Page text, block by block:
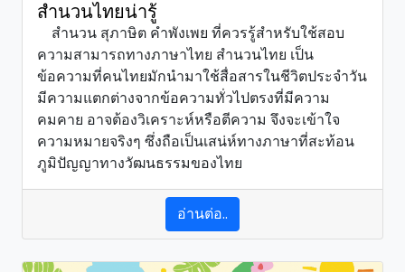
สำนวนไทยน่ารู้
สำนวน สุภาษิต คำพังเพย ที่ควรรู้สำหรับใช้สอบ
ความสามารถทางภาษาไทย สำนวนไทย เป็น
ข้อความที่คนไทยมักนำมาใช้สื่อสารในชีวิตประจำวัน
มีความแตกต่างจากข้อความทั่วไปตรงที่มีความ
คมคาย อาจต้องวิเคราะห์หรือตีความ จึงจะเข้าใจ
ความหมายจริงๆ ซึ่งถือเป็นเสน่ห์ทางภาษาที่สะท้อน
ภูมิปัญญาทางวัฒนธรรมของไทย
อ่านต่อ..